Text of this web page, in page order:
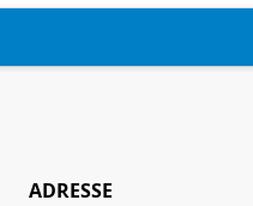
ADRESSE